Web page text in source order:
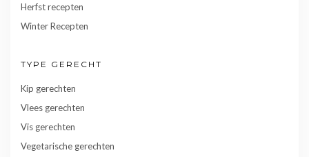
Herfst recepten
Winter Recepten
TYPE GERECHT
Kip gerechten
Vlees gerechten
Vis gerechten
Vegetarische gerechten